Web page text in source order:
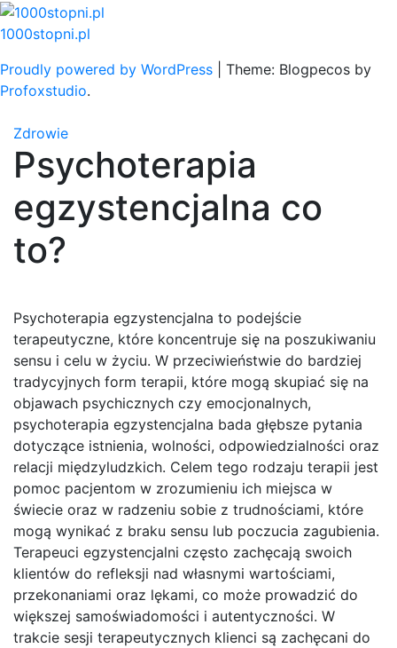
Skip
to
1000stopni.pl
Proudly powered by WordPress
Theme: Blogpecos by
Profoxstudio.
Zdrowie
Psychoterapia
egzystencjalna co
to?
Psychoterapia egzystencjalna to podejście
terapeutyczne, które koncentruje się na poszukiwaniu
sensu i celu w życiu. W przeciwieństwie do bardziej
tradycyjnych form terapii, które mogą skupiać się na
objawach psychicznych czy emocjonalnych,
psychoterapia egzystencjalna bada głębsze pytania
dotyczące istnienia, wolności, odpowiedzialności oraz
relacji międzyludzkich. Celem tego rodzaju terapii jest
pomoc pacjentom w zrozumieniu ich miejsca w
świecie oraz w radzeniu sobie z trudnościami, które
mogą wynikać z braku sensu lub poczucia zagubienia.
Terapeuci egzystencjalni często zachęcają swoich
klientów do refleksji nad własnymi wartościami,
przekonaniami oraz lękami, co może prowadzić do
większej samoświadomości i autentyczności. W
trakcie sesji terapeutycznych klienci są zachęcani do